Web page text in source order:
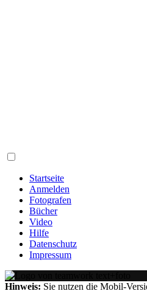
Startseite
Anmelden
Fotografen
Bücher
Video
Hilfe
Datenschutz
Impressum
Hinweis: Sie nutzen die Mobil-